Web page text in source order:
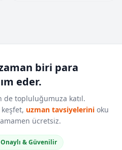
biri para
eder.
de topluluğumuza katıl.
keşfet, uzman tavsiyelerini oku
ücretsiz.
& Güvenilir